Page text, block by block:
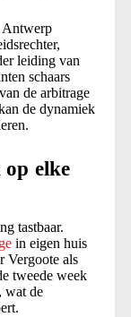
Antwerp
leiding van
schaars
de arbitrage
de dynamiek
elke
tastbaar.
in eigen huis
Vergoote als
tweede week
wat de